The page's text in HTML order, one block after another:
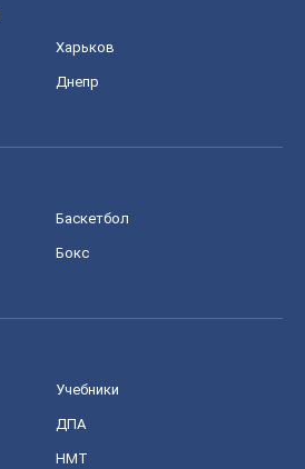
Харьков
Днепр
Баскетбол
Бокс
Учебники
ДПА
НМТ